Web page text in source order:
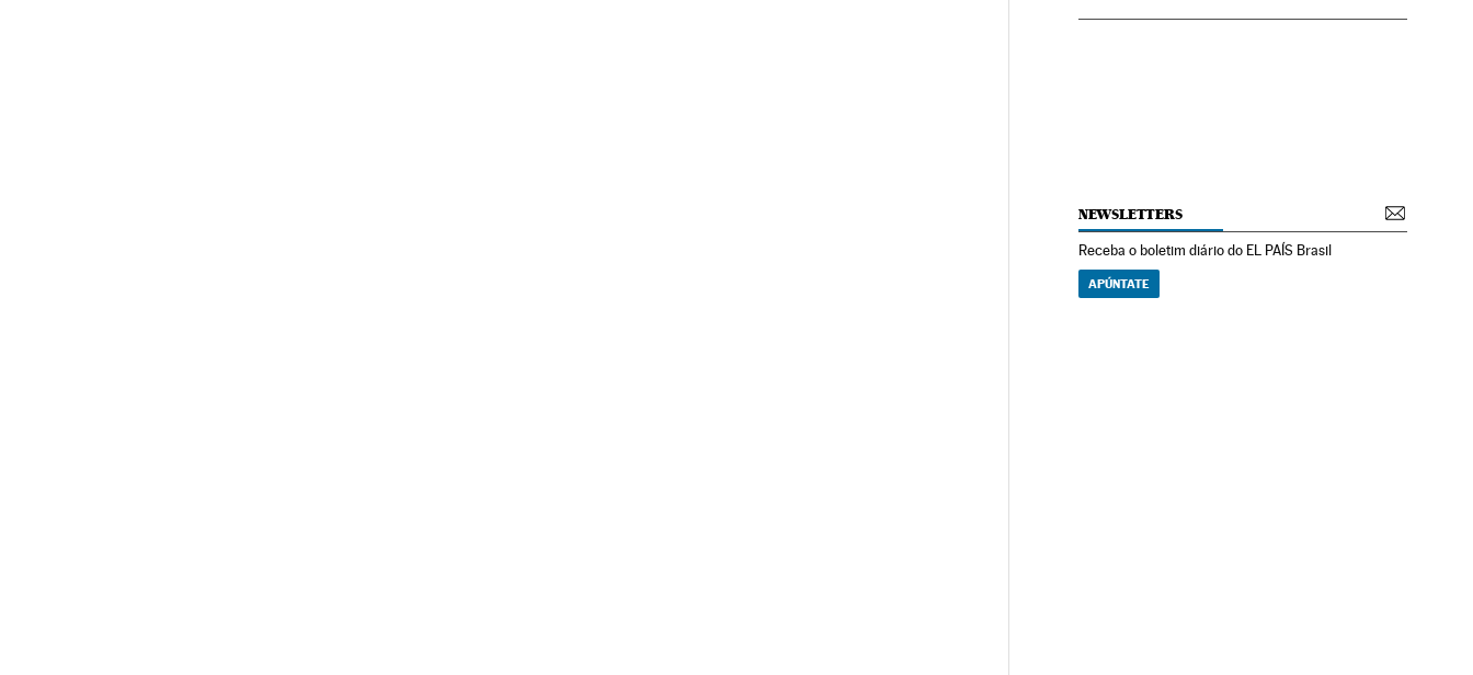
NEWSLETTERS
Receba o boletim diário do EL PAÍS Brasil
APÚNTATE